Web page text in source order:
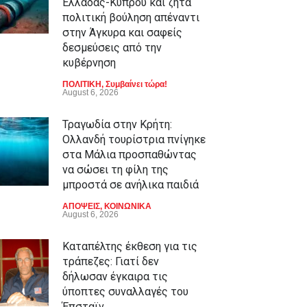
πολιτική βούληση απέναντι
στην Άγκυρα και σαφείς
δεσμεύσεις από την
κυβέρνηση
ΠΟΛΙΤΙΚΗ, Συμβαίνει τώρα!
August 6, 2026
Τραγωδία στην Κρήτη:
Ολλανδή τουρίστρια πνίγηκε
στα Μάλια προσπαθώντας
να σώσει τη φίλη της
μπροστά σε ανήλικα παιδιά
ΑΠΟΨΕΙΣ, ΚΟΙΝΩΝΙΚΑ
August 6, 2026
Καταπέλτης έκθεση για τις
τράπεζες: Γιατί δεν
δήλωσαν έγκαιρα τις
ύποπτες συναλλαγές του